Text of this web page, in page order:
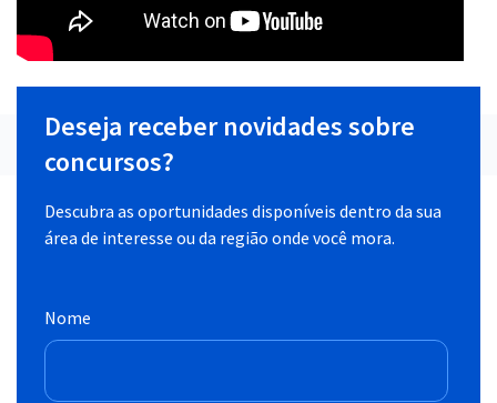
Deseja receber novidades sobre
concursos?
Descubra as oportunidades disponíveis dentro da sua
área de interesse ou da região onde você mora.
Nome